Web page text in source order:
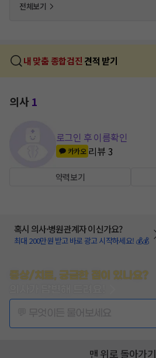
전체보기
내 맞춤 종합검진 견적 받기
의사1
로그인 후 이름확인
카카오 리뷰3
약력보기
혹시 의사·병원관계자 이신가요?
최대 200만원 받고 바로 광고 시작하세요! 💰💰
증상/치료, 궁금한 점이 있나요?
맨 위로 돌아가기